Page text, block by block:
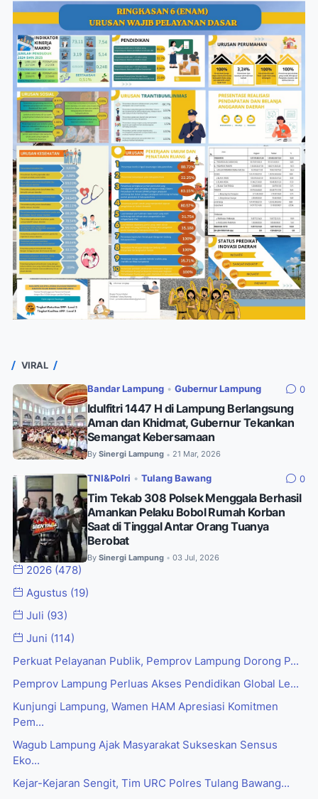
VIRAL
Bandar Lampung • Gubernur Lampung 0
Idulfitri 1447 H di Lampung Berlangsung
Aman dan Khidmat, Gubernur Tekankan
Semangat Kebersamaan
By Sinergi Lampung • 21 Mar, 2026
TNI&Polri • Tulang Bawang 0
Tim Tekab 308 Polsek Menggala Berhasil
Amankan Pelaku Bobol Rumah Korban
Saat di Tinggal Antar Orang Tuanya
Berobat
By Sinergi Lampung • 03 Jul, 2026
2026 (478)
Agustus (19)
Juli (93)
Juni (114)
Perkuat Pelayanan Publik, Pemprov Lampung Dorong P...
Pemprov Lampung Perluas Akses Pendidikan Global Le...
Kunjungi Lampung, Wamen HAM Apresiasi Komitmen
Pem...
Wagub Lampung Ajak Masyarakat Sukseskan Sensus
Eko...
Kejar-Kejaran Sengit, Tim URC Polres Tulang Bawang...